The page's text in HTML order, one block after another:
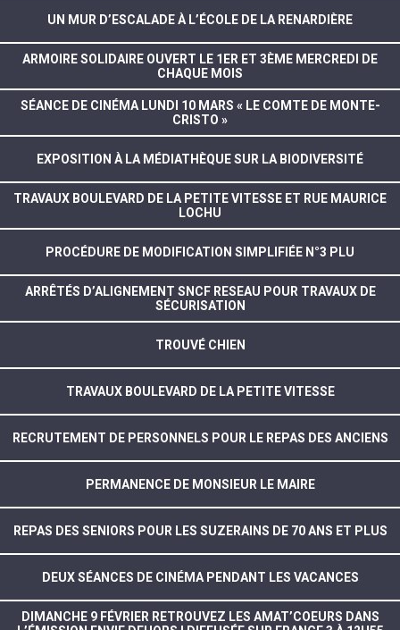
UN MUR D’ESCALADE À L’ÉCOLE DE LA RENARDIÈRE
ARMOIRE SOLIDAIRE OUVERT LE 1ER ET 3ÈME MERCREDI DE
CHAQUE MOIS
SÉANCE DE CINÉMA LUNDI 10 MARS « LE COMTE DE MONTE-
CRISTO »
EXPOSITION À LA MÉDIATHÈQUE SUR LA BIODIVERSITÉ
TRAVAUX BOULEVARD DE LA PETITE VITESSE ET RUE MAURICE
LOCHU
PROCÉDURE DE MODIFICATION SIMPLIFIÉE N°3 PLU
ARRÊTÉS D’ALIGNEMENT SNCF RESEAU POUR TRAVAUX DE
SÉCURISATION
TROUVÉ CHIEN
TRAVAUX BOULEVARD DE LA PETITE VITESSE
RECRUTEMENT DE PERSONNELS POUR LE REPAS DES ANCIENS
PERMANENCE DE MONSIEUR LE MAIRE
REPAS DES SENIORS POUR LES SUZERAINS DE 70 ANS ET PLUS
DEUX SÉANCES DE CINÉMA PENDANT LES VACANCES
DIMANCHE 9 FÉVRIER RETROUVEZ LES AMAT’COEURS DANS